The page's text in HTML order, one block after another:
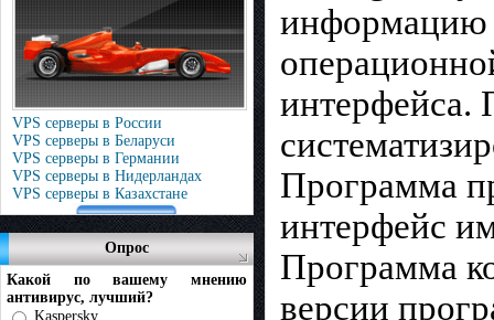
VPS серверы в России
VPS серверы в Беларуси
VPS серверы в Германии
VPS серверы в Нидерландах
VPS серверы в Казахстане
Опрос
Какой по вашему мнению
антивирус, лучший?
Kaspersky
информацию
интерфейса.
Программа
интерфейс
Программа
версии